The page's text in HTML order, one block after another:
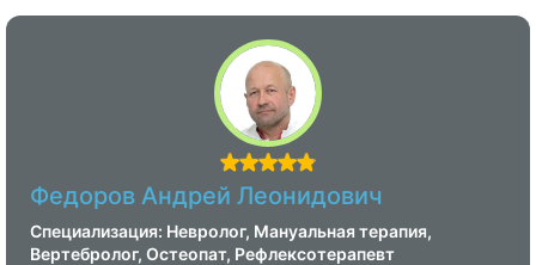
Федоров Андрей Леонидович
Специализация: Невролог, Мануальная терапия,
Вертебролог, Остеопат, Рефлексотерапевт